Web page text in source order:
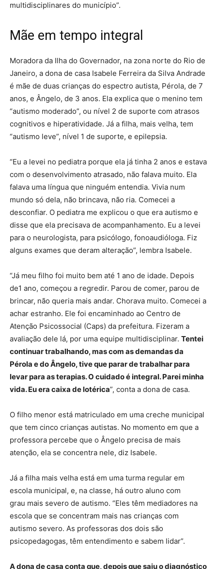
multidisciplinares do município”.
Mãe em tempo integral
Moradora da Ilha do Governador, na zona norte do Rio de
Janeiro, a dona de casa Isabele Ferreira da Silva Andrade
é mãe de duas crianças do espectro autista, Pérola, de 7
anos, e Ângelo, de 3 anos. Ela explica que o menino tem
“autismo moderado”, ou nível 2 de suporte com atrasos
cognitivos e hiperatividade. Já a filha, mais velha, tem
“autismo leve”, nível 1 de suporte, e epilepsia.
“Eu a levei no pediatra porque ela já tinha 2 anos e estava
com o desenvolvimento atrasado, não falava muito. Ela
falava uma língua que ninguém entendia. Vivia num
mundo só dela, não brincava, não ria. Comecei a
desconfiar. O pediatra me explicou o que era autismo e
disse que ela precisava de acompanhamento. Eu a levei
para o neurologista, para psicólogo, fonoaudióloga. Fiz
alguns exames que deram alteração”, lembra Isabele.
“Já meu filho foi muito bem até 1 ano de idade. Depois
de1 ano, começou a regredir. Parou de comer, parou de
brincar, não queria mais andar. Chorava muito. Comecei a
achar estranho. Ele foi encaminhado ao Centro de
Atenção Psicossocial (Caps) da prefeitura. Fizeram a
avaliação dele lá, por uma equipe multidisciplinar. Tentei
continuar trabalhando, mas com as demandas da
Pérola e do Ângelo, tive que parar de trabalhar para
levar para as terapias. O cuidado é integral. Parei minha
vida. Eu era caixa de lotérica”, conta a dona de casa.
O filho menor está matriculado em uma creche municipal
que tem cinco crianças autistas. No momento em que a
professora percebe que o Ângelo precisa de mais
atenção, ela se concentra nele, diz Isabele.
Já a filha mais velha está em uma turma regular em
escola municipal, e, na classe, há outro aluno com
grau mais severo de autismo. “Eles têm mediadores na
escola que se concentram mais nas crianças com
autismo severo. As professoras dos dois são
psicopedagogas, têm entendimento e sabem lidar”.
A dona de casa conta que, depois que saiu o diagnóstico